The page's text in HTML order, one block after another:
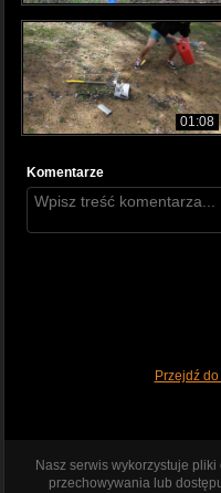
01:08
Komentarze
Przejdź
Nasz serwis wykorzystuje
przechowywania lub